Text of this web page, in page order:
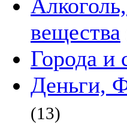
вещества
Города и
Деньги,
(13)